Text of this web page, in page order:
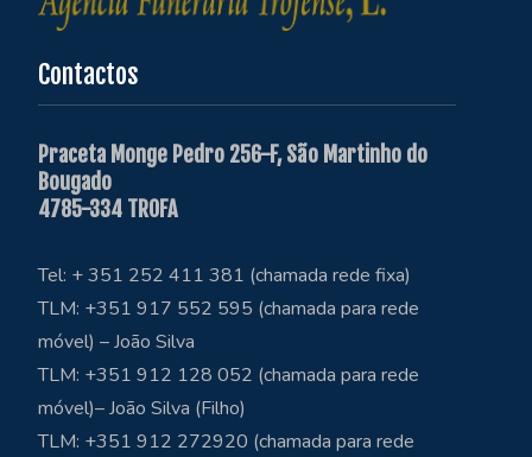
Contactos
Praceta Monge Pedro 256-F, São Martinho do
Bougado
4785-334 TROFA
Tel: + 351 252 411 381 (chamada rede fixa)
TLM: +351 917 552 595 (chamada para rede
móvel) – João Silva
TLM: +351 912 128 052 (chamada para rede
móvel)– João Silva (Filho)
TLM: +351 912 272920 (chamada para rede